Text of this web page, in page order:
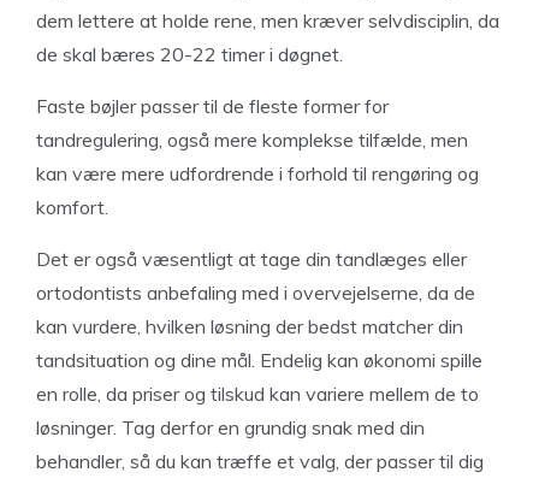
dem lettere at holde rene, men kræver selvdisciplin, da
de skal bæres 20-22 timer i døgnet.
Faste bøjler passer til de fleste former for
tandregulering, også mere komplekse tilfælde, men
kan være mere udfordrende i forhold til rengøring og
komfort.
Det er også væsentligt at tage din tandlæges eller
ortodontists anbefaling med i overvejelserne, da de
kan vurdere, hvilken løsning der bedst matcher din
tandsituation og dine mål. Endelig kan økonomi spille
en rolle, da priser og tilskud kan variere mellem de to
løsninger. Tag derfor en grundig snak med din
behandler, så du kan træffe et valg, der passer til dig